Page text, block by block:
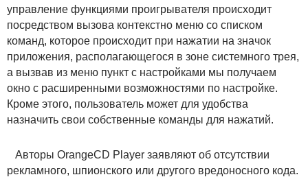
управление функциями проигрывателя происходит
посредством вызова контекстно меню со списком
команд, которое происходит при нажатии на значок
приложения, располагающегося в зоне системного трея,
а вызвав из меню пункт с настройками мы получаем
окно с расширенными возможностями по настройке.
Кроме этого, пользователь может для удобства
назначить свои собственные команды для нажатий.
Авторы OrangeCD Player заявляют об отсутствии
рекламного, шпионского или другого вредоносного кода.